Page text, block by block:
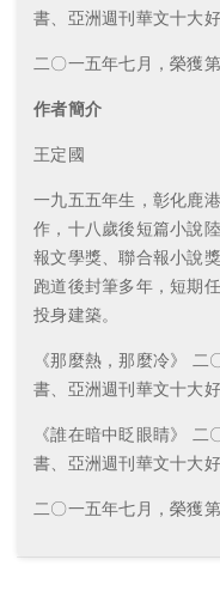
書、亞洲週刊華文十大
二〇一五年七月，榮獲
作者簡介
王定國
一九五五年生，彰化鹿
作，十八歲後短篇小說
報文學獎、聯合報小說
跑道後封筆多年，短期
投身建築。
《那麼熱，那麼冷》
書、亞洲週刊華文十大
《誰在暗中眨眼睛》
書、亞洲週刊華文十大
二〇一五年七月，榮獲